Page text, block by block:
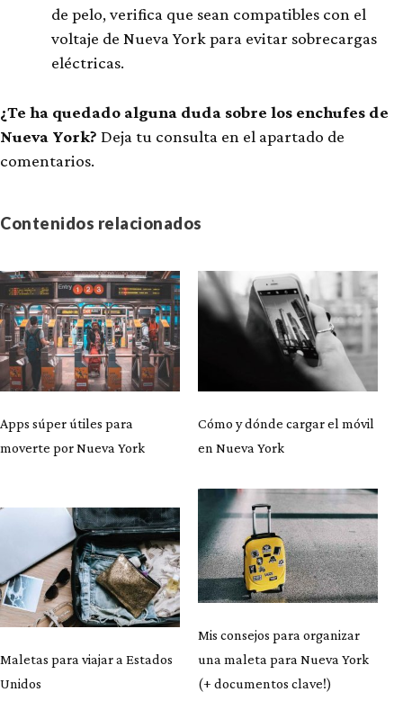
de pelo, verifica que sean compatibles con el
voltaje de Nueva York para evitar sobrecargas
eléctricas.
¿Te ha quedado alguna duda sobre los enchufes de
Nueva York? Deja tu consulta en el apartado de
comentarios.
Contenidos relacionados
Apps súper útiles para
moverte por Nueva York
Cómo y dónde cargar el móvil
en Nueva York
Maletas para viajar a Estados
Unidos
Mis consejos para organizar
una maleta para Nueva York
(+ documentos clave!)